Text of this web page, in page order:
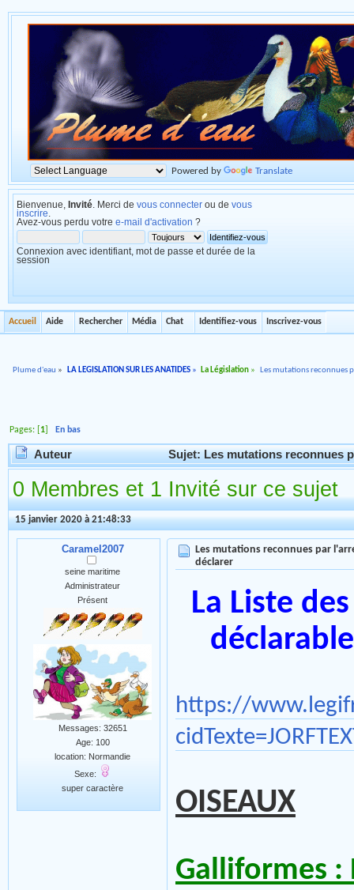
Powered by Translate
Bienvenue, Invité . Merci de vous connecter ou de vous
inscrire
Avez-vous perdu votre e-mail d'activation ?
Connexion avec identifiant, mot de passe et durée de la
session
Accueil Aide Rechercher Média Chat Identifiez-vous Inscrivez-vous
Plume d'eau » LA LEGISLATION SUR LES ANATIDES» La Législation » Les mutations reconnues
Pages: [ 1 ]En bas
Auteur Sujet: Les mutations reconnues
0 Membres et 1 Invité sur ce sujet
15 janvier 2020 à 21:48:33
Caramel2007
seine maritime
Administrateur
Présent
Messages: 32651
Age: 100
location: Normandie
Sexe:
super caractère
Les mutations reconnues par
déclarer
La Liste
https://
OISEAUX
Galliformes :